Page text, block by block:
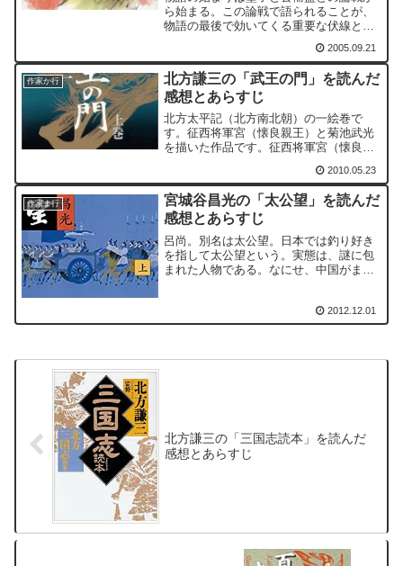
ら始まる。この論戦で語られることが、
物語の最後で効いてくる重要な伏線とな
る思想家である。そして、その集団も謎
に包まれたままである。
2005.09.21
作家か行
北方謙三の「武王の門」を読んだ
感想とあらすじ
北方太平記（北方南北朝）の一絵巻で
す。征西将軍宮（懐良親王）と菊池武光
を描いた作品です。征西将軍宮（懐良親
新田義貞も去った後の南朝を代表する人
物たちです。懐良（かねよし）親王。
「かねなが」と呼ぶこともあります。
2010.05.23
作家ま行
宮城谷昌光の「太公望」を読んだ
感想とあらすじ
呂尚。別名は太公望。日本では釣り好き
を指して太公望という。実態は、謎に包
まれた人物である。なにせ、中国がまだ
2012.12.01
北方謙三の「三国志読本」を読んだ
感想とあらすじ